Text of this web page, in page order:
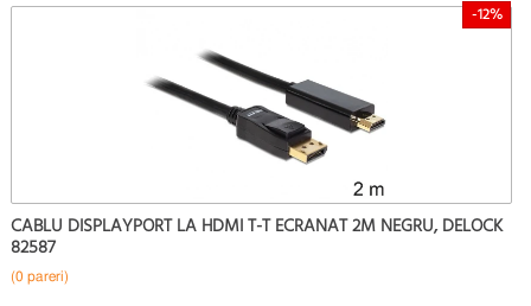
-12%
CABLU DISPLAYPORT LA HDMI T-T ECRANAT 2M NEGRU, DELOCK
82587
(0 pareri)